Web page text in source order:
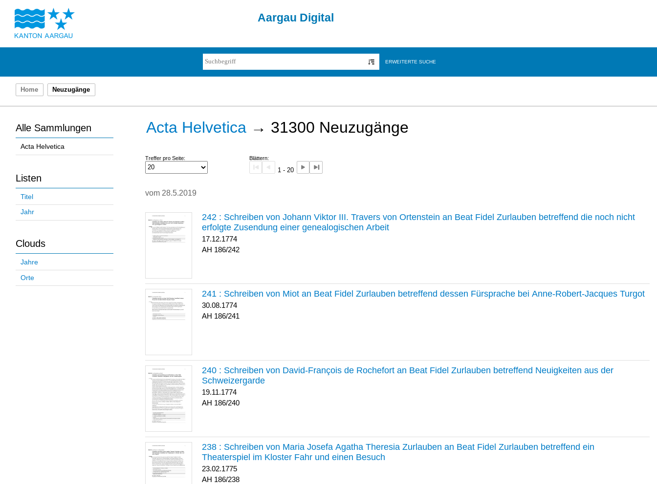
Aargau Digital
ERWEITERTE SUCHE
Home Neuzugänge
Alle Sammlungen
Acta Helvetica
Listen
Titel
Jahr
Clouds
Jahre
Orte
Acta Helvetica → 31300 Neuzugänge
Treffer pro Seite: Blättern:
1 - 20
vom 28.5.2019
242 : Schreiben von Johann Viktor III. Travers von Ortenstein an Beat Fidel Zurlauben betreffend die noch nicht
erfolgte Zusendung einer genealogischen Arbeit
17.12.1774
186/242
241 : Schreiben von Miot an Beat Fidel Zurlauben betreffend dessen Fürsprache bei Anne-Robert-Jacques Turgot
30.08.1774
186/241
240 : Schreiben von David-François de Rochefort an Beat Fidel Zurlauben betreffend Neuigkeiten aus der
Schweizergarde
19.11.1774
186/240
238 : Schreiben von Maria Josefa Agatha Theresia Zurlauben an Beat Fidel Zurlauben betreffend ein
Theaterspiel im Kloster Fahr und einen Besuch
23.02.1775
186/238